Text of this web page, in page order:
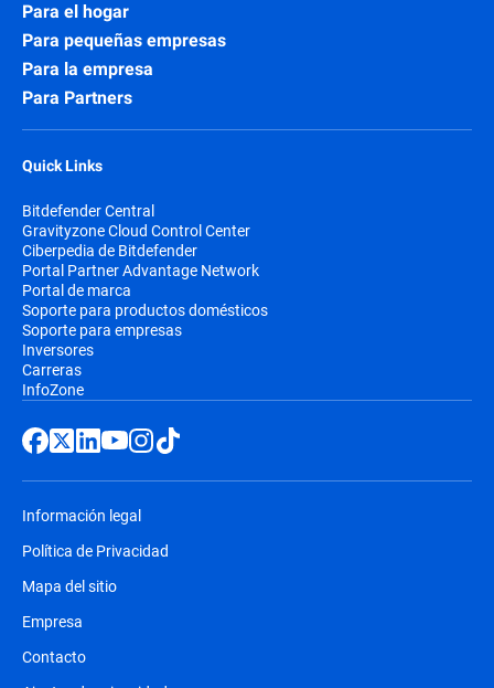
Para el hogar
Para pequeñas empresas
Para la empresa
Para Partners
Quick Links
Bitdefender Central
Gravityzone Cloud Control Center
Ciberpedia de Bitdefender
Portal Partner Advantage Network
Portal de marca
Soporte para productos domésticos
Soporte para empresas
Inversores
Carreras
InfoZone
Información legal
Política de Privacidad
Mapa del sitio
Empresa
Contacto